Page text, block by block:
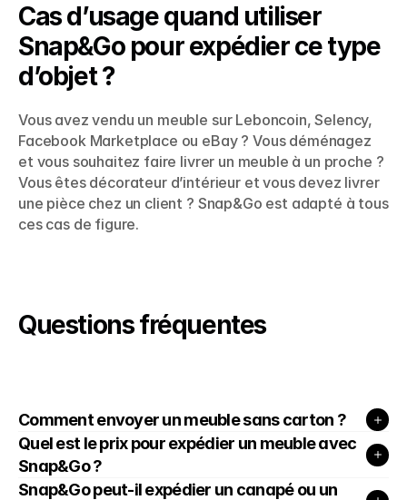
Cas d’usage quand utiliser
Snap&Go pour expédier ce type
d’objet ?
Vous avez vendu un meuble sur Leboncoin, Selency,
Facebook Marketplace ou eBay ? Vous déménagez
et vous souhaitez faire livrer un meuble à un proche ?
Vous êtes décorateur d’intérieur et vous devez livrer
une pièce chez un client ? Snap&Go est adapté à tous
ces cas de figure.
Questions fréquentes
Comment envoyer un meuble sans carton ?
Quel est le prix pour expédier un meuble avec
Snap&Go ?
Snap&Go peut-il expédier un canapé ou un